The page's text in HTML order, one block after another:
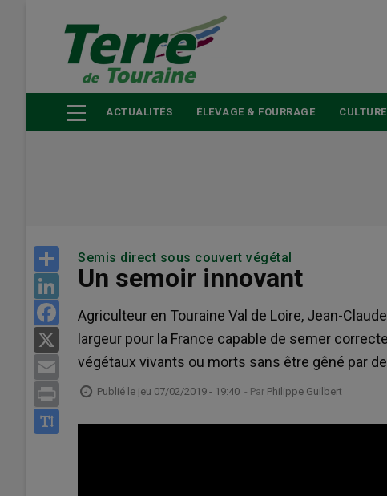
principal
ACTUALITÉS ÉLEVAGE & FOURRAGE
Share
LinkedIn
Facebook
Email
Print
Semis direct sous couvert végétal
Un semoir innovant
Agriculteur en Touraine Val de Loire, Jean-
largeur pour la France capable de semer
végétaux vivants ou morts sans être gêné par
Publié le jeu 07/02/2019 - 19:40 - Par Philippe Guilbert